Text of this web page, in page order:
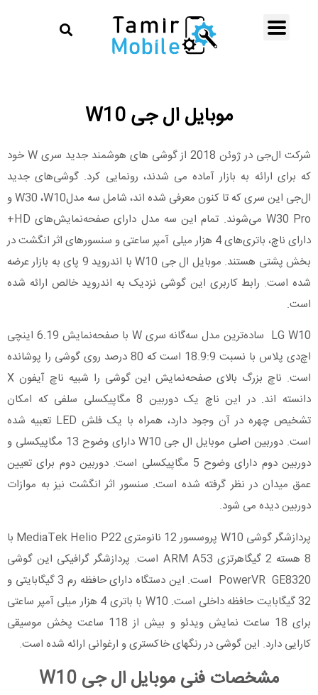
موبایل ال جی W10
شرکت ال‌جی در ژوئن 2018 از گوشی های هوشمند جدید سری W خود
که برای ارائه به بازار آماده می شدند، رونمایی کرد. گوشی‌های جدید
ال‌جی این سری که تا کنون معرفی شده اند، شامل سه مدلW30 ،W10 و
W30 Pro می‌شوند. تمام این سه مدل دارای صفحه‌نمایش‌های HD+
دارای ناچ، باتری‌های 4 هزار میلی آمپر ساعتی و سنسورهای اثر انگشت در
بخش پشتی هستند. موبایل ال جی W10 با اندروید 9 پای به بازار عرضه
شده است. رابط کاربری این گوشی نزدیک به اندروید خالص ارائه شده
است.
LG W10 ساده‌ترین مدل سه‌گانه سری W با صفحه‌نمایش 6.19 اینچی
اچ‌دی پلاس با نسبت 18.9:9 است که 80 درصد روی گوشی را پوشانده
است. ناچ بزرگ بالای صفحه‌نمایش این گوشی را شبیه ناچ آیفون X
دانسته اند. در این ناچ یک دوربین 8 مگاپیکسلی سلفی که امکان
تشخیص چهره در آن وجود دارد، همراه با یک فلش LED تعبیه شده
است. دوربین‌ اصلی موبایل ال جی W10 دارای وضوح 13 مگاپیکسلی و
دوربین دوم دارای وضوح 5 مگاپیکسلی است. دوربین دوم برای تعیین
عمق میدان در نظر گرفته شده است. سنسور اثر انگشت نیز به موازات
دوربین دیده می شود.
پردازشگر گوشی W10 پروسسور 12 نانومتری MediaTek Helio P22 با
8 هسته 2 گیگاهرتزی ARM A53 است. پردازشگر گرافیکی این گوشی
PowerVR GE8320 است. این دستگاه دارای حافظه رم 3 گیگابایتی و
32 گیگابایت حافظه داخلی است. W10 با باتری 4 هزار میلی آمپر ساعتی
برای 18 ساعت نمایش ویدئو و بیش از 118 ساعت پخش موسیقی
کارایی دارد. این گوشی در رنگهای خاکستری و ارغوانی ارائه شده است.
مشخصات فنی موبایل ال جی W10